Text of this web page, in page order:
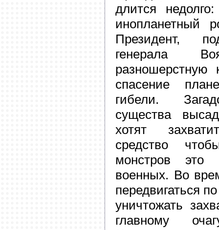
длится
инопланетный
Президент,
генерала
разношерстную
спасение
гибели.
существа
хотят
средство
монстров это
военных. Во
передвигаться
уничтожать
главному